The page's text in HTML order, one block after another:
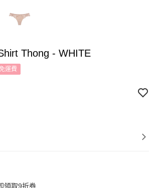
Thong - WHITE
運費
領取9折券